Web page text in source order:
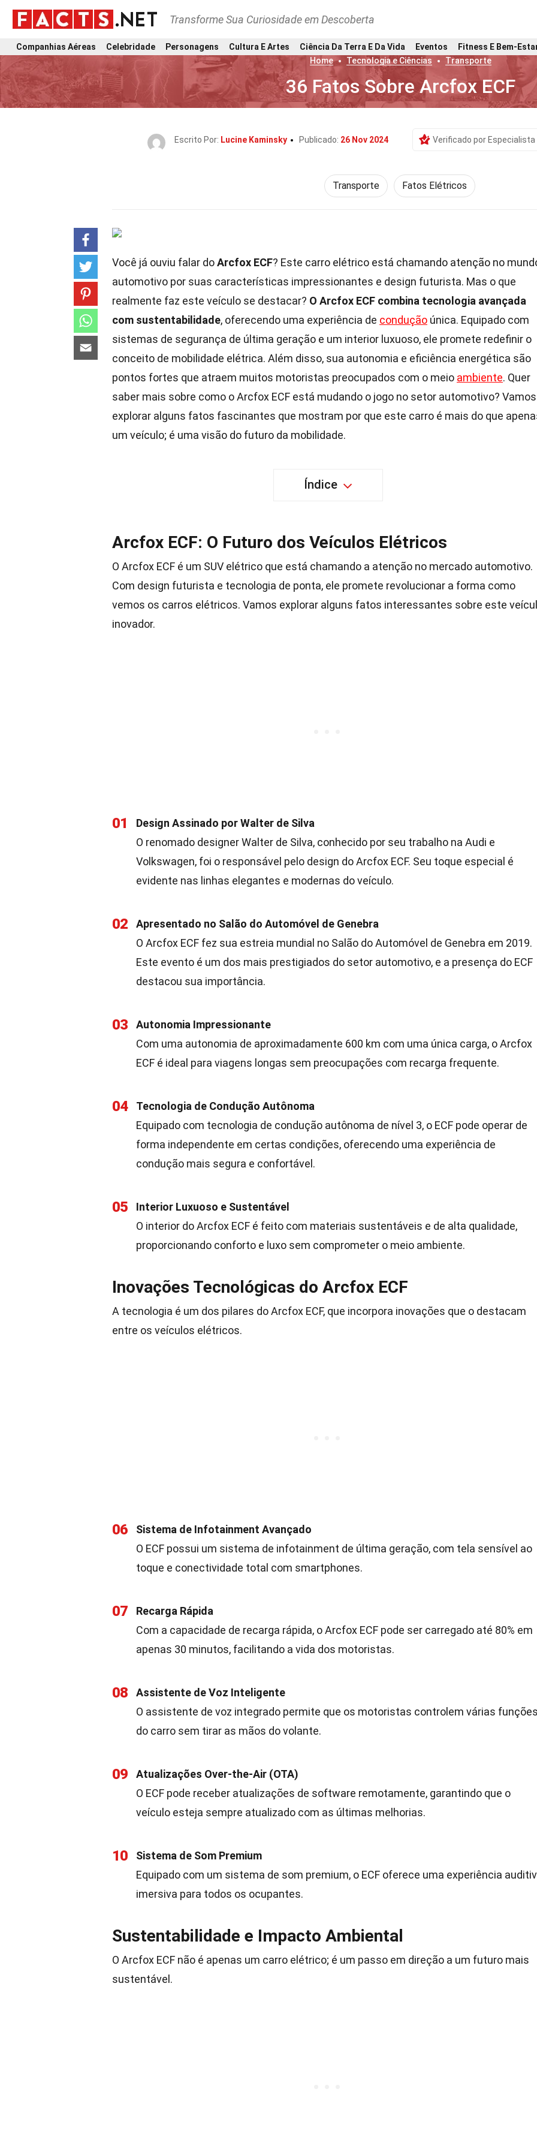
Transforme Sua Curiosidade em Descoberta
Companhias Aéreas Celebridade Personagens Cultura E Artes Ciência Da Terra E Da Vida Eventos
Fitness E Bem-
Home
Tecnologia e Ciências Transporte
36 Fatos Sobre Arcfox ECF
Escrito Por: Lucine Kaminsky Publicado: 26 Nov 2024 Verificado por Especialista
Transporte Fatos Elétricos
Você já ouviu falar doArcfox ECF? Este carro elétrico está chamando atenção no
automotivo por suas características impressionantes e design futurista. Mas o que
realmente faz este veículo se destacar? O Arcfox ECF combina tecnologia avançada
com sustentabilidade, oferecendo uma experiência de condução única. Equipado com
sistemas de segurança de última geração e um interior luxuoso, ele promete redefinir o
conceito de mobilidade elétrica. Além disso, sua autonomia e eficiência energética são
pontos fortes que atraem muitos motoristas preocupados com o meio ambiente. Quer
saber mais sobre como o Arcfox ECF está mudando o jogo no setor automotivo? Vamos
explorar alguns fatos fascinantes que mostram por que este carro é mais do que
um veículo; é uma visão do futuro da mobilidade.
Índice
Arcfox ECF: O Futuro dos Veículos Elétricos
O Arcfox ECF é um SUV elétrico que está chamando a atenção no mercado automotivo.
Com design futurista e tecnologia de ponta, ele promete revolucionar a forma como
vemos os carros elétricos. Vamos explorar alguns fatos interessantes sobre este
inovador.
01
Design Assinado por Walter de Silva
O renomado designer Walter de Silva, conhecido por seu trabalho na Audi e
Volkswagen, foi o responsável pelo design do Arcfox ECF. Seu toque especial é
evidente nas linhas elegantes e modernas do veículo.
02
Apresentado no Salão do Automóvel de Genebra
O Arcfox ECF fez sua estreia mundial no Salão do Automóvel de Genebra em 2019.
Este evento é um dos mais prestigiados do setor automotivo, e a presença do ECF
destacou sua importância.
03
Autonomia Impressionante
Com uma autonomia de aproximadamente 600 km com uma única carga, o Arcfox
ECF é ideal para viagens longas sem preocupações com recarga frequente.
04
Tecnologia de Condução Autônoma
Equipado com tecnologia de condução autônoma de nível 3, o ECF pode operar de
forma independente em certas condições, oferecendo uma experiência de
condução mais segura e confortável.
05
Interior Luxuoso e Sustentável
O interior do Arcfox ECF é feito com materiais sustentáveis e de alta qualidade,
proporcionando conforto e luxo sem comprometer o meio ambiente.
Inovações Tecnológicas do Arcfox ECF
A tecnologia é um dos pilares do Arcfox ECF, que incorpora inovações que o destacam
entre os veículos elétricos.
06
Sistema de Infotainment Avançado
O ECF possui um sistema de infotainment de última geração, com tela sensível ao
toque e conectividade total com smartphones.
07
Recarga Rápida
Com a capacidade de recarga rápida, o Arcfox ECF pode ser carregado até 80% em
apenas 30 minutos, facilitando a vida dos motoristas.
08
Assistente de Voz Inteligente
O assistente de voz integrado permite que os motoristas controlem várias
do carro sem tirar as mãos do volante.
09
Atualizações Over-the-Air (OTA)
O ECF pode receber atualizações de software remotamente, garantindo que o
veículo esteja sempre atualizado com as últimas melhorias.
10
Sistema de Som Premium
Equipado com um sistema de som premium, o ECF oferece uma experiência
imersiva para todos os ocupantes.
Sustentabilidade e Impacto Ambiental
O Arcfox ECF não é apenas um carro elétrico; é um passo em direção a um futuro mais
sustentável.